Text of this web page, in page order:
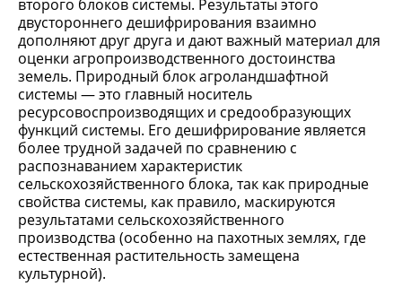
второго блоков системы. Результаты этого
двустороннего дешифрирования взаимно
дополняют друг друга и дают важный материал для
оценки агропроизводственного достоинства
земель. Природный блок агроландшафтной
системы — это главный носитель
ресурсовоспроизводящих и средообразующих
функций системы. Его дешифрирование является
более трудной задачей по сравнению с
распознаванием характеристик
сельскохозяйственного блока, так как природные
свойства системы, как правило, маскируются
результатами сельскохозяйственного
производства (особенно на пахотных землях, где
естественная растительность замещена
культурной).